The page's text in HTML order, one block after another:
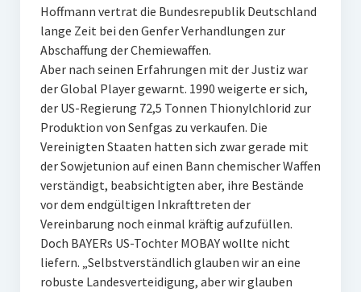
Hoffmann vertrat die Bundesrepublik Deutschland
lange Zeit bei den Genfer Verhandlungen zur
Abschaffung der Chemiewaffen.
Aber nach seinen Erfahrungen mit der Justiz war
der Global Player gewarnt. 1990 weigerte er sich,
der US-Regierung 72,5 Tonnen Thionylchlorid zur
Produktion von Senfgas zu verkaufen. Die
Vereinigten Staaten hatten sich zwar gerade mit
der Sowjetunion auf einen Bann chemischer Waffen
verständigt, beabsichtigten aber, ihre Bestände
vor dem endgültigen Inkrafttreten der
Vereinbarung noch einmal kräftig aufzufüllen.
Doch BAYERs US-Tochter MOBAY wollte nicht
liefern. „Selbstverständlich glauben wir an eine
robuste Landesverteidigung, aber wir glauben